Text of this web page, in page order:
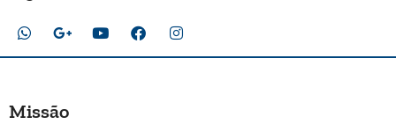
Missão